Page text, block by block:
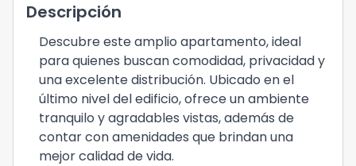
Descripción
Descubre este amplio apartamento, ideal
para quienes buscan comodidad, privacidad y
una excelente distribución. Ubicado en el
último nivel del edificio, ofrece un ambiente
tranquilo y agradables vistas, además de
contar con amenidades que brindan una
mejor calidad de vida.